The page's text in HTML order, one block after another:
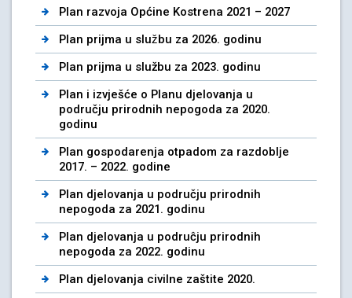
Plan razvoja Općine Kostrena 2021 – 2027
Plan prijma u službu za 2026. godinu
Plan prijma u službu za 2023. godinu
Plan i izvješće o Planu djelovanja u
području prirodnih nepogoda za 2020.
godinu
Plan gospodarenja otpadom za razdoblje
2017. – 2022. godine
Plan djelovanja u području prirodnih
nepogoda za 2021. godinu
Plan djelovanja u podruĉju prirodnih
nepogoda za 2022. godinu
Plan djelovanja civilne zaštite 2020.